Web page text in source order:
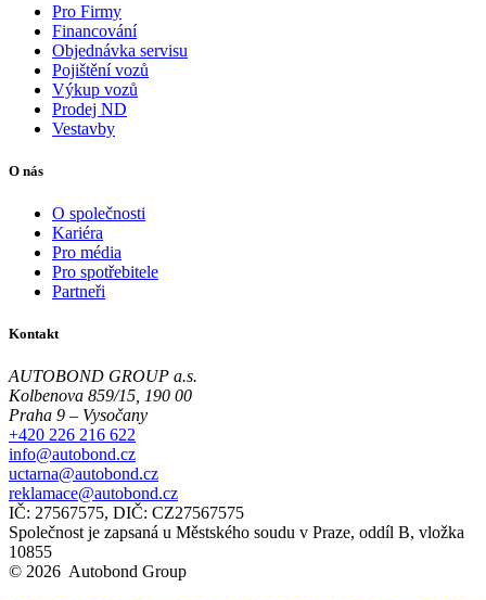
Pro Firmy
Financování
Objednávka servisu
Pojištění vozů
Výkup vozů
Prodej ND
Vestavby
O nás
O společnosti
Kariéra
Pro média
Pro spotřebitele
Partneři
Kontakt
AUTOBOND GROUP a.s.
Kolbenova 859/15, 190 00
Praha 9 – Vysočany
+420 226 216 622
info@autobond.cz
uctarna@autobond.cz
reklamace@autobond.cz
IČ: 27567575, DIČ: CZ27567575
Společnost je zapsaná u Městského soudu v Praze, oddíl B, vložka
10855
© 2026 Autobond Group